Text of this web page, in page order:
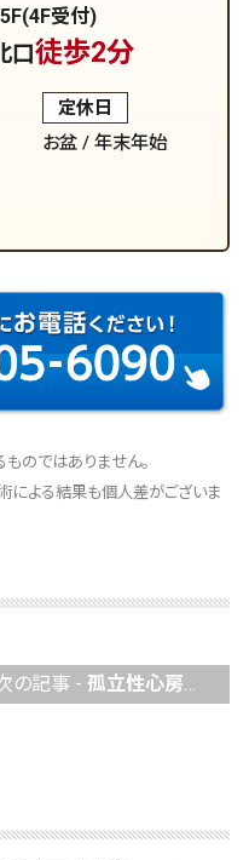
受付)
口徒歩2分
定休日
お盆 / 年末年始
のではありません。
による結果も個人差がございま
の記事 - 孤立性心房細動でお悩みの方へ